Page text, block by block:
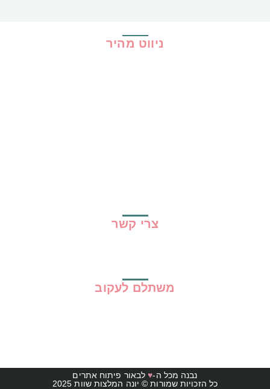
ניווט מהיר
צרי קשר
משתלם לעקוב
נבנה מכל ה-♥לבאור פיתוח אתרים
כל הזכויות שמורות © יונה המלצות שוות 2025